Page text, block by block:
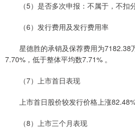
（5）是否多次申报：不属于，不扣分
（6）发行费用及发行费用率
星德胜的承销及保荐费用为7182.38
7.70%，低于整体平均数7.71% 。
（7）上市首日表现
上市首日股价较发行价格上涨82.48%
（8）上市三个月表现